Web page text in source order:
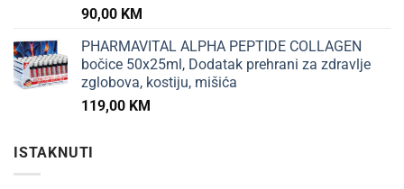
90,00 KM
PHARMAVITAL ALPHA PEPTIDE COLLAGEN
bočice 50x25ml, Dodatak prehrani za zdravlje
zglobova, kostiju, mišića
119,00 KM
ISTAKNUTI